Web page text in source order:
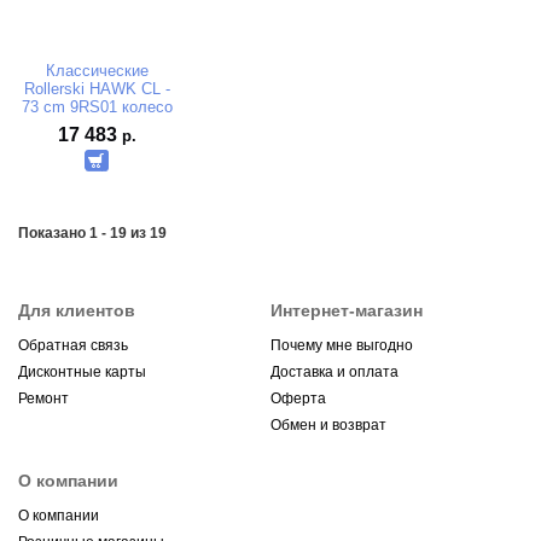
Классические
Rollerski HAWK CL -
73 cm 9RS01 колесо
№3
17 483 р.
Показано 1 - 19 из 19
Для клиентов
Обратная связь
Дисконтные карты
Ремонт
Интернет-магазин
Почему мне выгодно
Доставка и оплата
Оферта
Обмен и возврат
О компании
О компании